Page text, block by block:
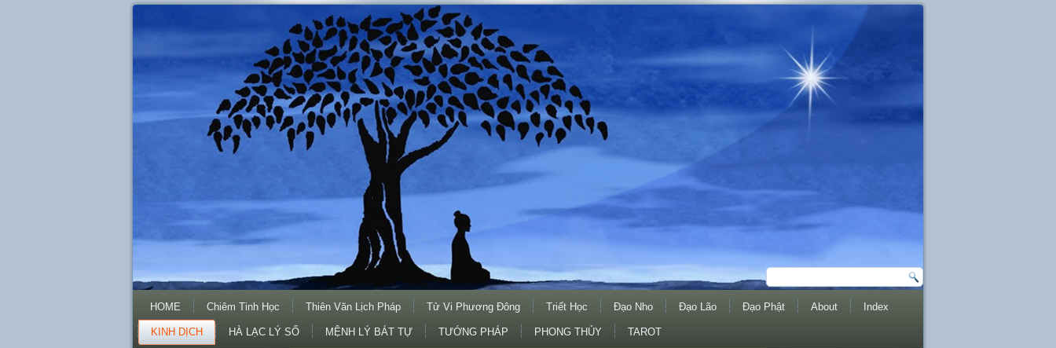
HOME Chiêm Tinh Học Thiên Văn Lịch Pháp Tử Vi Phương Đông Triết Học Đạo Nho Đạo Lão Đạo Phật About Index
KINH DỊCH HÀ LẠC LÝ SỐ MỆNH LÝ BÁT TỰ TƯỚNG PHÁP PHONG THỦY TAROT